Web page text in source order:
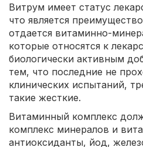
Витрум имеет статус
что является
отдается витаминно-
которые относятся к
биологически активным
тем, что последние не
клинических испытаний,
такие жесткие.
Витаминный комплекс
комплекс минералов и
антиоксиданты, йод,